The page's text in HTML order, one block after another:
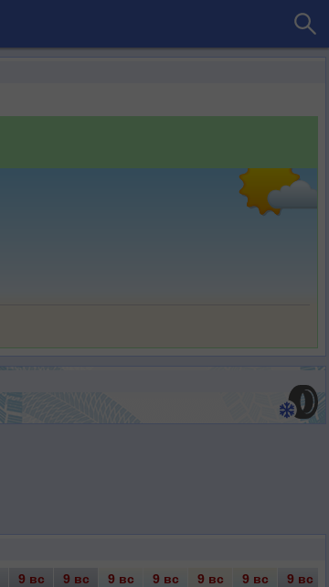
9 вс 9 вс 9 вс 9 вс 9 вс 9 вс 9 вс